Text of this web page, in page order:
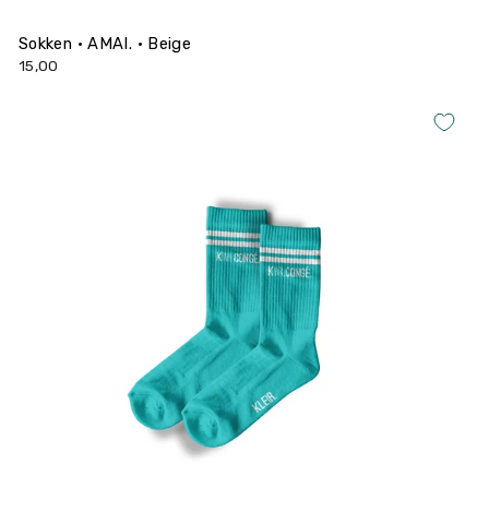
Sokken • AMAI. • Beige
15,00